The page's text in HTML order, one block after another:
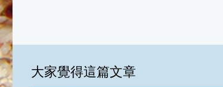
大家覺得這篇文章